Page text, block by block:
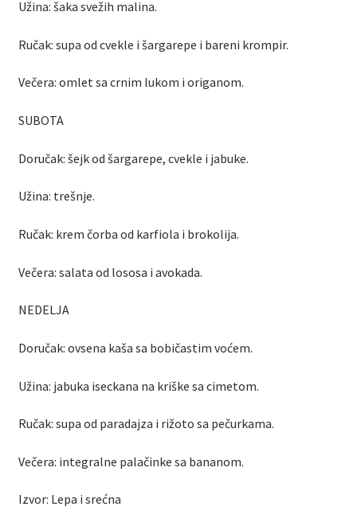
Užina: šaka svežih malina.
Ručak: supa od cvekle i šargarepe i bareni krompir.
Večera: omlet sa crnim lukom i origanom.
SUBOTA
Doručak: šejk od šargarepe, cvekle i jabuke.
Užina: trešnje.
Ručak: krem čorba od karfiola i brokolija.
Večera: salata od lososa i avokada.
NEDELJA
Doručak: ovsena kaša sa bobičastim voćem.
Užina: jabuka iseckana na kriške sa cimetom.
Ručak: supa od paradajza i rižoto sa pečurkama.
Večera: integralne palačinke sa bananom.
Izvor: Lepa i srećna